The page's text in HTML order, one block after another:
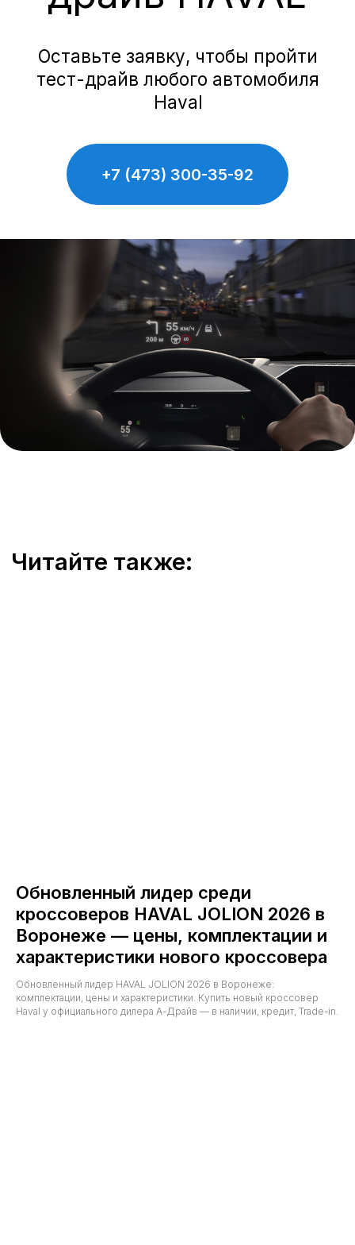
Обновленный лидер среди
кроссоверов HAVAL JOLION 2026 в
Воронеже — цены, комплектации и
характеристики нового кроссовера
Обновленный лидер HAVAL JOLION 2026 в Воронеже:
комплектации, цены и характеристики. Купить новый кроссовер
Haval у официального дилера А-Драйв — в наличии, кредит, Trade-in.
Представленные на сайте материалы и
условия носят исключительно
информационный характер и не являются
публичной офертой, определяемой
положениями ст. 437 Гражданского кодекса
РФ. Для получения подробной информации о
© Группа компаний «А-Драйв» 2003 - 2026
Сервис
Сервис Nissan
Сервис Mercedes-Benz
Политика использования файлов cookie
Контакты
Сервис Porsche
Сервис Voyah
Сервис AITO SERES
Сервис Volkswagen
Haval